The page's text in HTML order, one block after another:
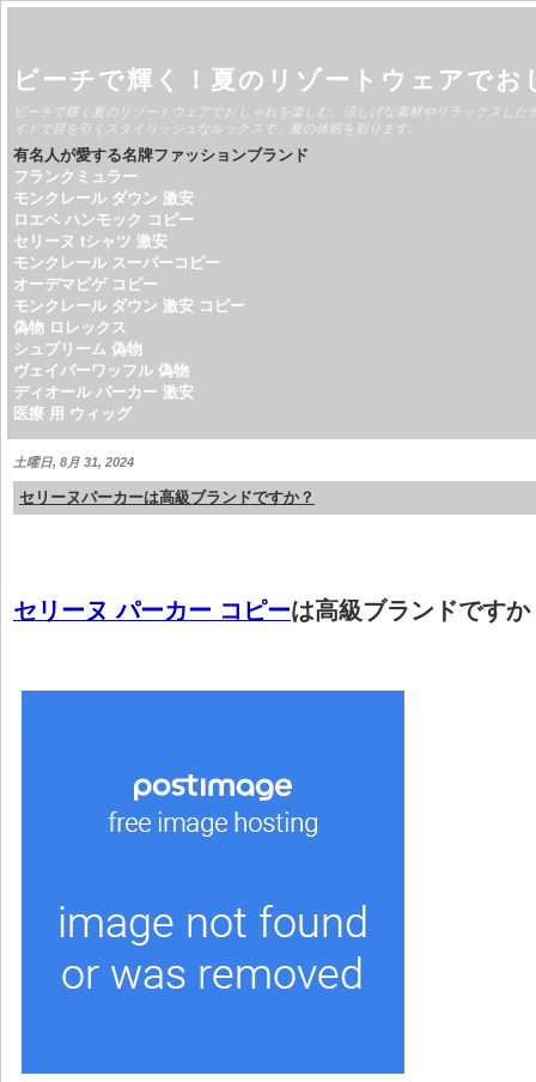
ビーチで輝く！夏のリゾートウェアでお
ビーチで輝く夏のリゾートウェアでおしゃれを楽しむ。涼しげな素材やリラックスし
イドで目を引くスタイリッシュなルックスで、夏の休暇を彩ります。
有名人が愛する名牌ファッションブランド
フランクミュラー
モンクレール ダウン 激安
ロエベ ハンモック コピー
セリーヌ tシャツ 激安
モンクレール スーパーコピー
オーデマピゲ コピー
モンクレール ダウン 激安 コピー
偽物 ロレックス
シュプリーム 偽物
ヴェイパーワッフル 偽物
ディオール パーカー 激安
医療 用 ウィッグ
土曜日, 8月 31, 2024
セリーヌパーカーは高級ブランドですか？
セリーヌ パーカー コピーは高級ブランドですか